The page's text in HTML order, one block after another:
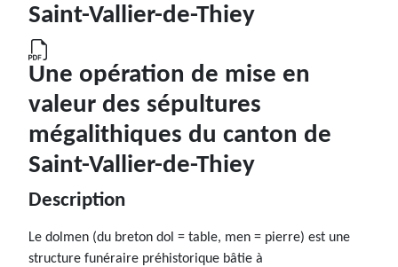
Saint-Vallier-de-Thiey
Une opération de mise en
valeur des sépultures
mégalithiques du canton de
Saint-Vallier-de-Thiey
Description
Le dolmen (du breton dol = table, men = pierre) est une
structure funéraire préhistorique bâtie à